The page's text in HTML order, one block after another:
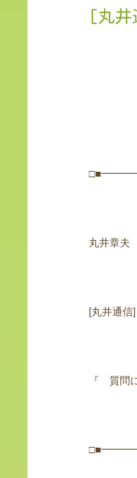
[丸井
丸井章夫
[丸井通
『 質問